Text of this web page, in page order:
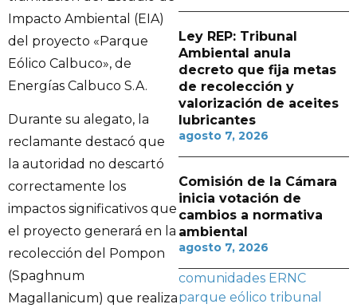
Impacto Ambiental (EIA)
del proyecto «Parque
Eólico Calbuco», de
Energías Calbuco S.A.
Durante su alegato, la
reclamante destacó que
la autoridad no descartó
correctamente los
impactos significativos que
el proyecto generará en la
recolección del Pompon
(Spaghnum
Magallanicum) que realiza
Ley REP: Tribunal
Ambiental anula
decreto que fija metas
de recolección y
valorización de aceites
lubricantes
agosto 7, 2026
Comisión de la Cámara
inicia votación de
cambios a normativa
ambiental
agosto 7, 2026
comunidades ERNC
parque eólico tribunal